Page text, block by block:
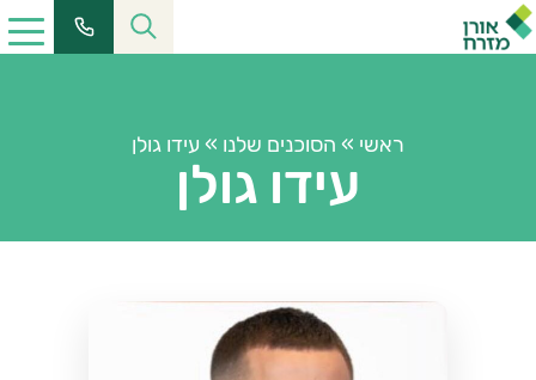
ראשי » הסוכנים שלנו » עידו גולן
עידו גולן